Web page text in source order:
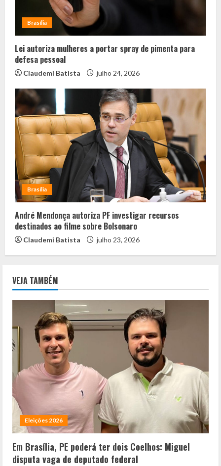
Brasília
Lei autoriza mulheres a portar spray de pimenta para
defesa pessoal
Claudemi Batista julho 24, 2026
Brasília
André Mendonça autoriza PF investigar recursos
destinados ao filme sobre Bolsonaro
Claudemi Batista julho 23, 2026
VEJA TAMBÉM
Eleições 2026
Em Brasília, PE poderá ter dois Coelhos: Miguel
disputa vaga de deputado federal